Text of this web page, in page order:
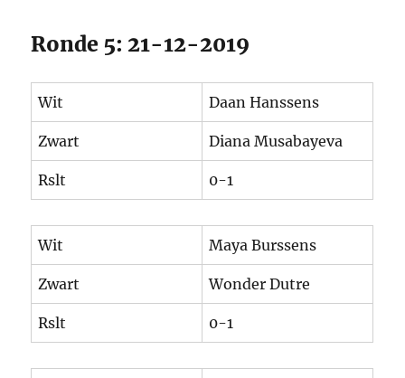
Ronde 5: 21-12-2019
Wit Daan Hanssens
Zwart Diana Musabayeva
Rslt 0-1
Wit Maya Burssens
Zwart Wonder Dutre
Rslt 0-1